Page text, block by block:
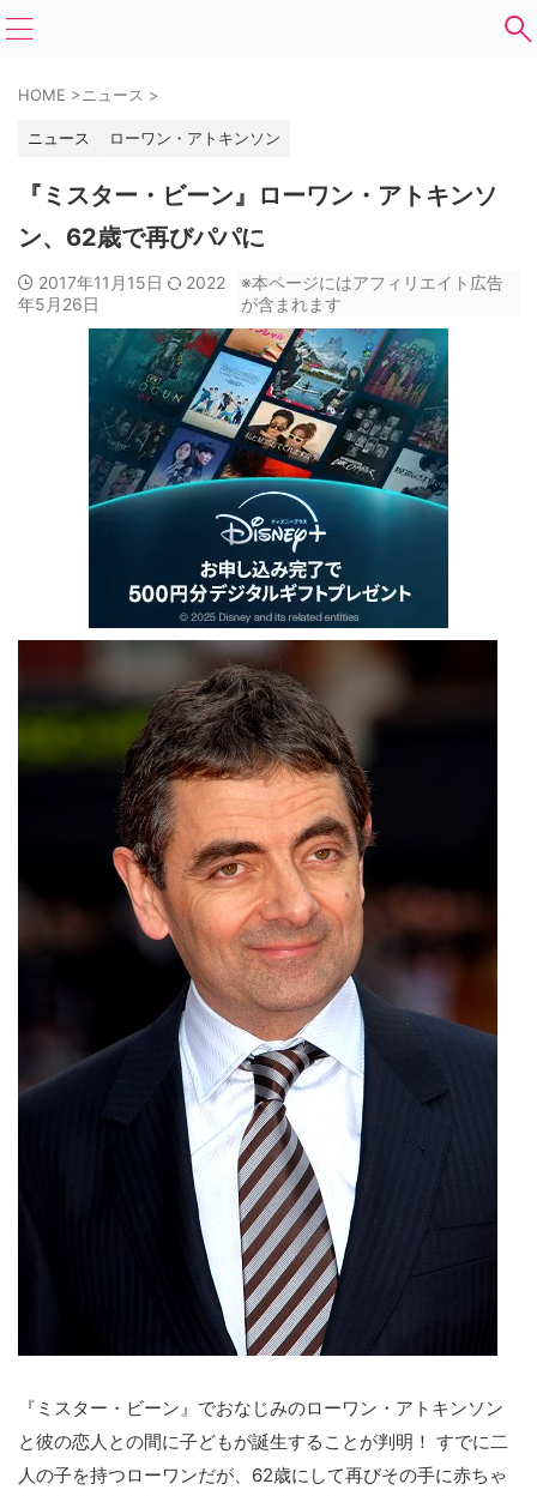
HOME >ニュース >
ニュース ローワン・アトキンソン
『ミスター・ビーン』ローワン・アトキンソ
ン、62歳で再びパパに
2017年11月15日
2022
年5月26日
※本ページにはアフィリエイト広告
が含まれます
『ミスター・ビーン』でおなじみのローワン・アトキンソン
と彼の恋人との間に子どもが誕生することが判明！ すでに二
人の子を持つローワンだが、62歳にして再びその手に赤ちゃ